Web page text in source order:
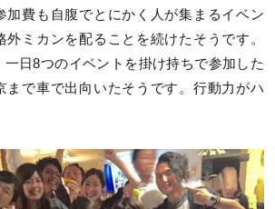
加費も自腹でとにかく人が集まるイベン
外ミカンを配ることを続けたそうです。
日8つのイベントを掛け持ちで参加した
まで車で出向いたそうです。行動力がハ